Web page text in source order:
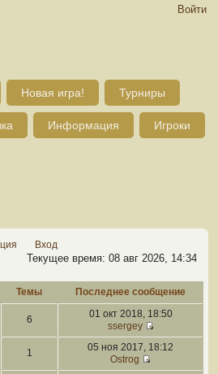
Войти
Новая игра! Турниры
Информация Игроки
Вход
Текущее время: 08 авг 2026, 14:34
Темы Последнее сообщение
6
01 окт 2018, 18:50
ssergey
1
05 ноя 2017, 18:12
Ostrog